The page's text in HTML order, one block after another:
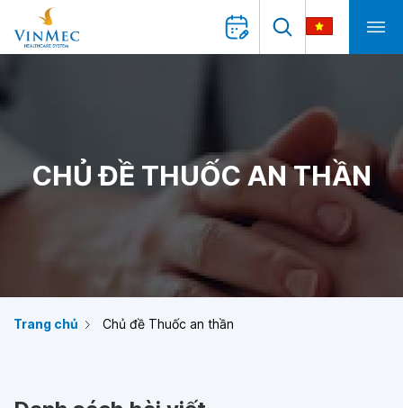
CHỦ ĐỀ THUỐC AN THẦN
Trang chủ Chủ đề Thuốc an thần